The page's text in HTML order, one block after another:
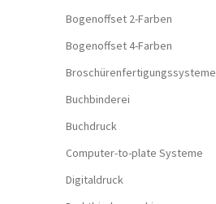
Bogenoffset 2-Farben
Bogenoffset 4-Farben
Broschürenfertigungssysteme
Buchbinderei
Buchdruck
Computer-to-plate Systeme
Digitaldruck